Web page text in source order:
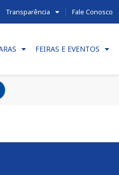
Transparência Fale Conosco
FEIRAS E EVENTOS